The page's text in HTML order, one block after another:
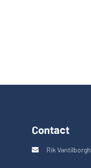
Contact
Rik Vantilborgh